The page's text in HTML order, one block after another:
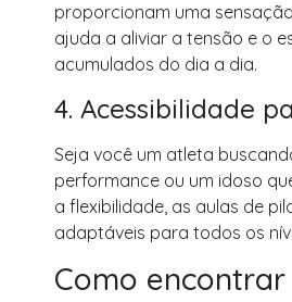
proporcionam uma
ajuda a aliviar a tensão e o
acumulados do dia a dia.
4. Acessibilidade
Seja você um atleta
performance ou um idoso
a flexibilidade, as aulas de
adaptáveis para todos os
Como